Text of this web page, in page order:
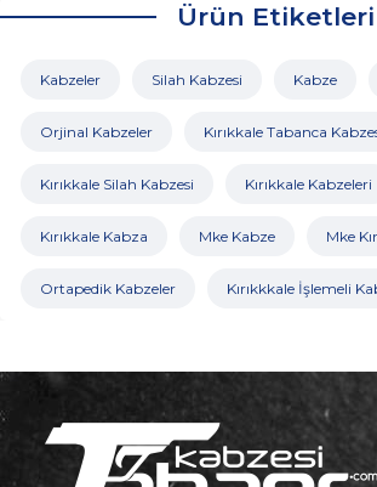
Ürün Etiketleri
Kabzeler Silah Kabzesi Kabze
Orjinal Kabzeler Kırıkkale Tabanca
Kırıkkale Silah Kabzesi Kırıkkale Kabzeleri
Kırıkkale Kabza Mke Kabze Mke
Ortapedik Kabzeler Kırıkkkale İşlemeli